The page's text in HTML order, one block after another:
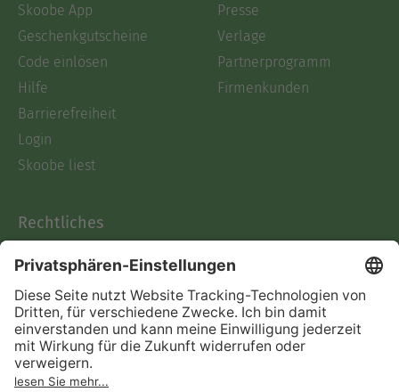
Skoobe App
Geschenkgutscheine
Code einlösen
Hilfe
Barrierefreiheit
Login
Skoobe liest
Presse
Verlage
Partnerprogramm
Firmenkunden
Rechtliches
AGB
Informationen nach Data
Act
Verträge hier kündigen
Impressum